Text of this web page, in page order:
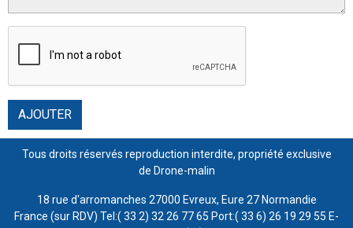
AJOUTER
Tous droits réservés reproduction interdite, propriété exclusive
de Drone-malin
18 rue d'arromanches 27000 Evreux, Eure 27 Normandie
France (sur RDV) Tel:( 33 2) 32 26 77 65 Port:( 33 6) 26 19 29 55 E-